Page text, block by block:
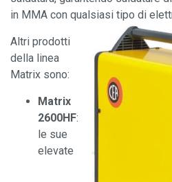
in MMA con qualsiasi tipo di
Altri prodotti
della linea
Matrix sono:
Matrix
2600HF:
le sue
elevate